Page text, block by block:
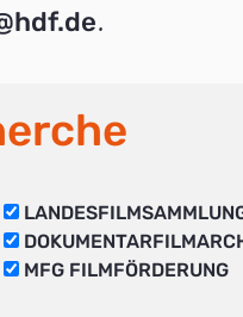
.
MFG FILMFÖRDERUNG